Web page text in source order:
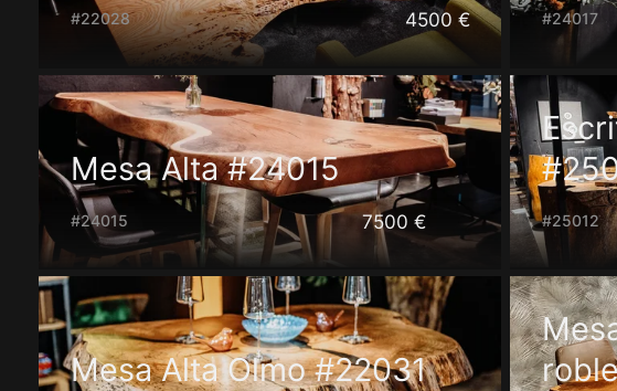
#22028 4500 € #24017
Mesa Alta #24015
#24015 7500 € #25012
Mesa Alta Olmo #22031